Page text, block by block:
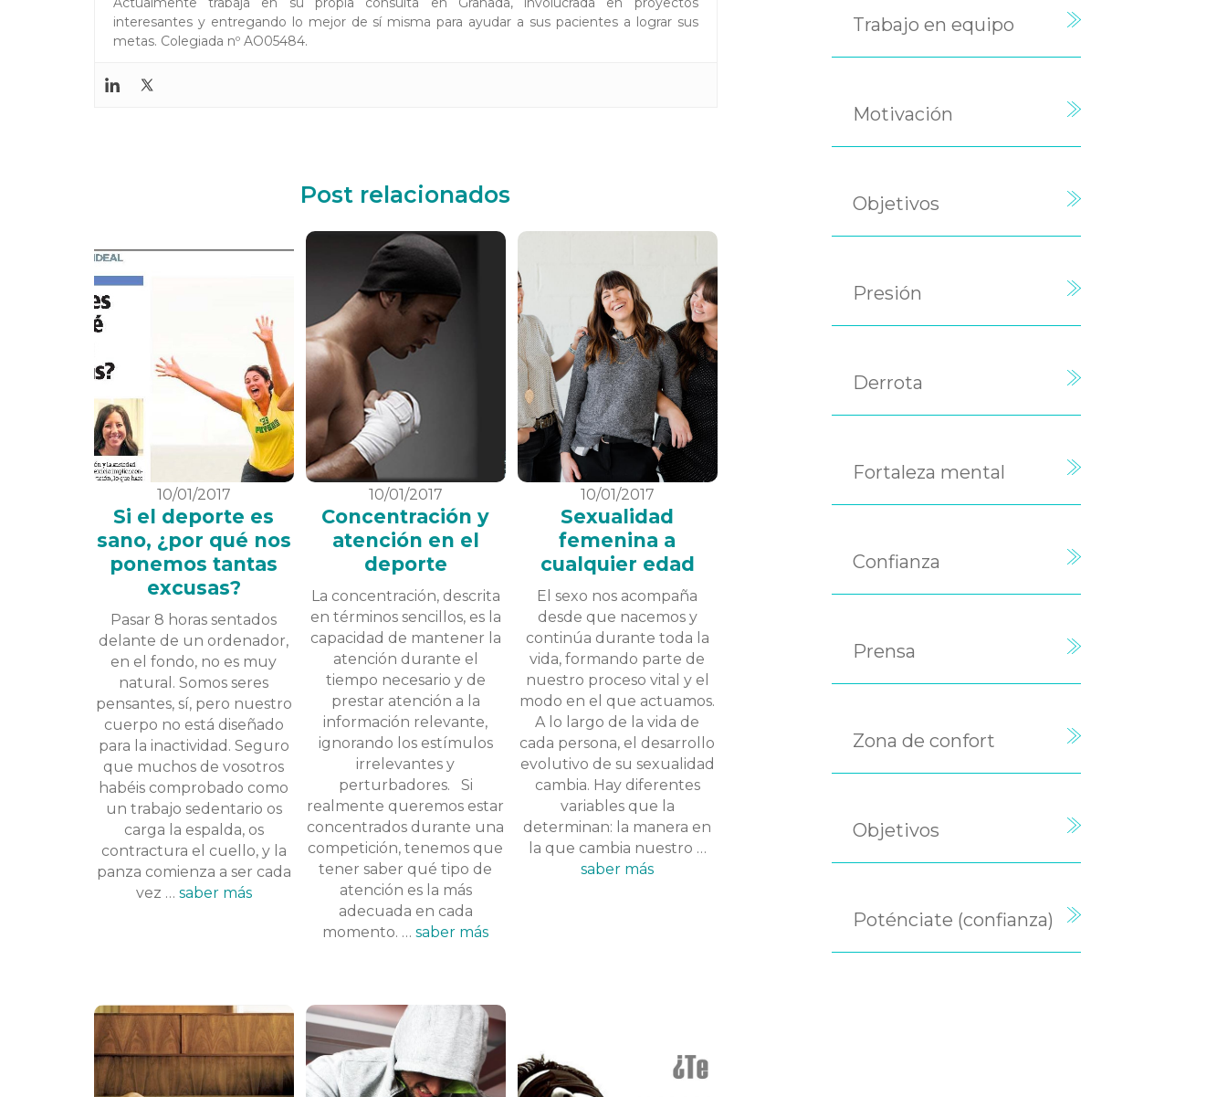
interesantes y entregando lo mejor de sí misma para ayudar a sus pacientes a lograr sus
metas. Colegiada nº AO05484.
Post relacionados
10/01/2017
Si el deporte es
sano, ¿por qué nos
ponemos tantas
excusas?
Pasar 8 horas sentados
delante de un ordenador,
en el fondo, no es muy
natural. Somos seres
pensantes, sí, pero nuestro
cuerpo no está diseñado
para la inactividad. Seguro
que muchos de vosotros
habéis comprobado como
un trabajo sedentario os
carga la espalda, os
contractura el cuello, y la
panza comienza a ser cada
vez … saber más
10/01/2017
Concentración y
atención en el
deporte
La concentración, descrita
en términos sencillos, es la
capacidad de mantener la
atención durante el
tiempo necesario y de
prestar atención a la
información relevante,
ignorando los estímulos
irrelevantes y
perturbadores. Si
realmente queremos estar
concentrados durante una
competición, tenemos que
tener saber qué tipo de
atención es la más
adecuada en cada
momento. …saber más
10/01/2017
Sexualidad
femenina a
cualquier edad
El sexo nos acompaña
desde que nacemos y
continúa durante toda la
vida, formando parte de
nuestro proceso vital y el
modo en el que actuamos.
A lo largo de la vida de
cada persona, el desarrollo
evolutivo de su sexualidad
cambia. Hay diferentes
variables que la
determinan: la manera en
la que cambia nuestro …
saber más
Trabajo en equipo
Motivación
Objetivos
Presión
Derrota
Fortaleza mental
Confianza
Prensa
Zona de confort
Objetivos
Poténciate (confianza)